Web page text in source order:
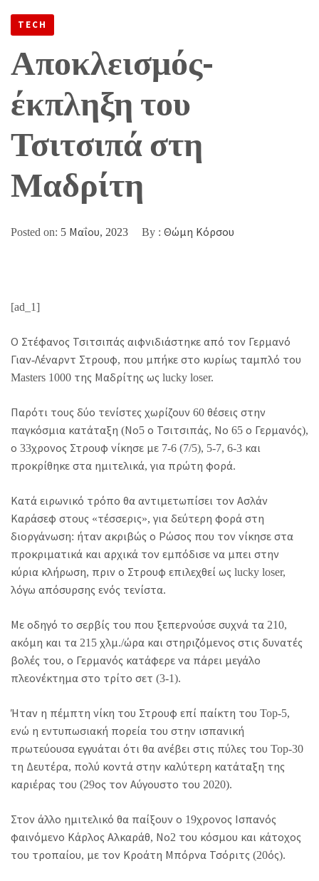
TECH
Αποκλεισμός-
έκπληξη του
Τσιτσιπά στη
Μαδρίτη
Posted on: 5 Μαΐου, 2023 By : Θώμη Κόρσου
[ad_1]
Ο Στέφανος Τσιτσιπάς αιφνιδιάστηκε από τον Γερμανό
Γιαν-Λέναρντ Στρουφ, που μπήκε στο κυρίως ταμπλό του
Masters 1000 της Μαδρίτης ως lucky loser.
Παρότι τους δύο τενίστες χωρίζουν 60 θέσεις στην
παγκόσμια κατάταξη (Νο5 ο Τσιτσιπάς, Νο 65 ο Γερμανός),
ο 33χρονος Στρουφ νίκησε με 7-6 (7/5), 5-7, 6-3 και
προκρίθηκε στα ημιτελικά, για πρώτη φορά.
Κατά ειρωνικό τρόπο θα αντιμετωπίσει τον Ασλάν
Καράσεφ στους «τέσσερις», για δεύτερη φορά στη
διοργάνωση: ήταν ακριβώς ο Ρώσος που τον νίκησε στα
προκριματικά και αρχικά τον εμπόδισε να μπει στην
κύρια κλήρωση, πριν ο Στρουφ επιλεχθεί ως lucky loser,
λόγω απόσυρσης ενός τενίστα.
Με οδηγό το σερβίς του που ξεπερνούσε συχνά τα 210,
ακόμη και τα 215 χλμ./ώρα και στηριζόμενος στις δυνατές
βολές του, ο Γερμανός κατάφερε να πάρει μεγάλο
πλεονέκτημα στο τρίτο σετ (3-1).
Ήταν η πέμπτη νίκη του Στρουφ επί παίκτη του Top-5,
ενώ η εντυπωσιακή πορεία του στην ισπανική
πρωτεύουσα εγγυάται ότι θα ανέβει στις πύλες του Top-30
τη Δευτέρα, πολύ κοντά στην καλύτερη κατάταξη της
καριέρας του (29ος τον Αύγουστο του 2020).
Στον άλλο ημιτελικό θα παίξουν ο 19χρονος Ισπανός
φαινόμενο Κάρλος Αλκαράθ, Νο2 του κόσμου και κάτοχος
του τροπαίου, με τον Κροάτη Μπόρνα Τσόριτς (20ός).